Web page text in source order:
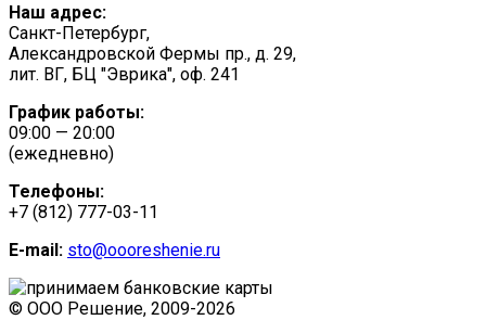
Наш адрес:
Санкт-Петербург,
Александровской Фермы пр., д. 29,
лит. ВГ, БЦ "Эврика", оф. 241
График работы:
09:00 — 20:00
(ежедневно)
Телефоны:
+7 (812) 777-03-11
E-mail: sto@oooreshenie.ru
© ООО Решение, 2009-2026